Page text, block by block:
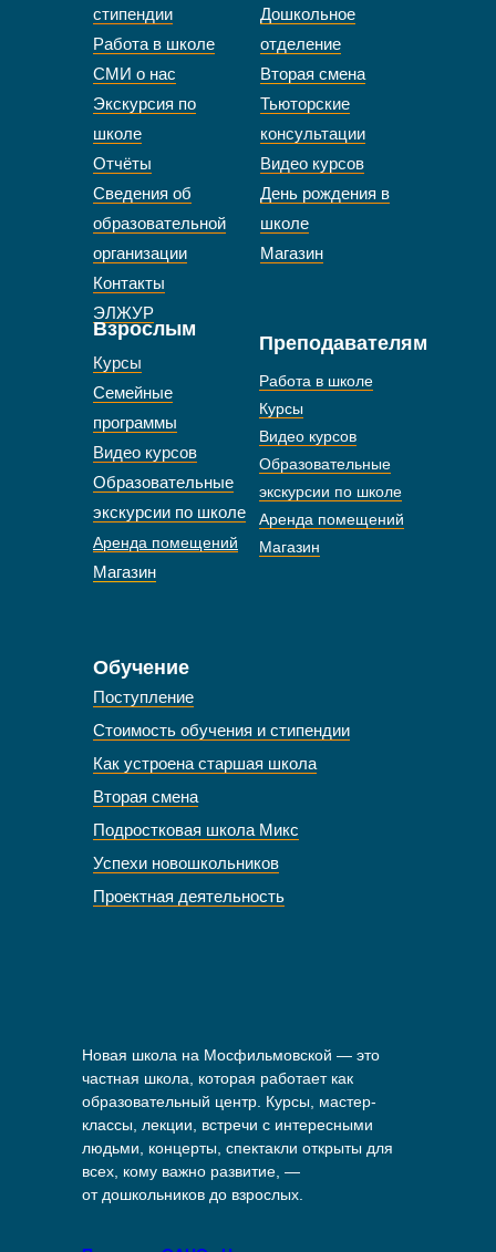
стипендии
Работа в школе
СМИ о нас
Экскурсия по
школе
Отчёты
Сведения об
образовательной
организации
Контакты
ЭЛЖУР
Дошкольное
отделение
Вторая смена
Тьюторские
консультации
Видео курсов
День рождения в
школе
Магазин
Взрослым
Новая школа на Мосфильмовской — это
частная школа, которая работает как
образовательный центр. Курсы, мастер-
классы, лекции, встречи с интересными
людьми, концерты, спектакли открыты для
всех, кому важно развитие, —
от дошкольников до взрослых.
Обучение
Курсы
Семейные
программы
Видео курсов
Образовательные
экскурсии по школе
Аренда помещений
Магазин
Преподавателям
Работа в школе
Курсы
Видео курсов
Образовательные
экскурсии по школе
Аренда помещений
Магазин
Поступление
Стоимость обучения и стипендии
Как устроена старшая школа
Вторая смена
Подростковая школа Микс
Успехи новошкольников
Проектная деятельность